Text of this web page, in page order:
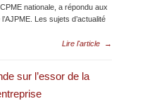
nationale, a répondu aux
Les sujets d’actualité
Lire l'article
→
sur l’essor de la